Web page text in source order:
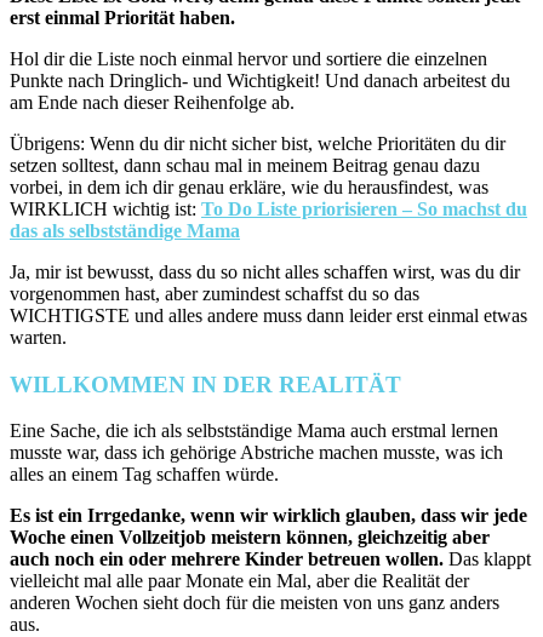
erst einmal Priorität haben.
Hol dir die Liste noch einmal hervor und sortiere die einzelnen
Punkte nach Dringlich- und Wichtigkeit! Und danach arbeitest du
am Ende nach dieser Reihenfolge ab.
Übrigens: Wenn du dir nicht sicher bist, welche Prioritäten du dir
setzen solltest, dann schau mal in meinem Beitrag genau dazu
vorbei, in dem ich dir genau erkläre, wie du herausfindest, was
WIRKLICH wichtig ist: To Do Liste priorisieren – So machst du
das als selbstständige Mama
Ja, mir ist bewusst, dass du so nicht alles schaffen wirst, was du dir
vorgenommen hast, aber zumindest schaffst du so das
WICHTIGSTE und alles andere muss dann leider erst einmal etwas
warten.
WILLKOMMEN IN DER REALITÄT
Eine Sache, die ich als selbstständige Mama auch erstmal lernen
musste war, dass ich gehörige Abstriche machen musste, was ich
alles an einem Tag schaffen würde.
Es ist ein Irrgedanke, wenn wir wirklich glauben, dass wir jede
Woche einen Vollzeitjob meistern können, gleichzeitig aber
auch noch ein oder mehrere Kinder betreuen wollen. Das klappt
vielleicht mal alle paar Monate ein Mal, aber die Realität der
anderen Wochen sieht doch für die meisten von uns ganz anders
aus.